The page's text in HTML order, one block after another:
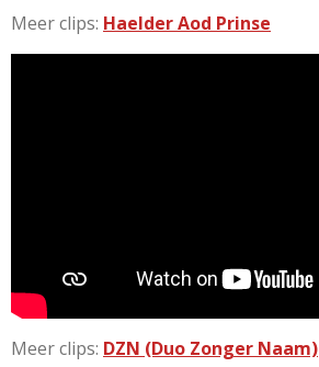
Meer clips: Haelder Aod Prinse
Meer clips: DZN (Duo Zonger Naam)